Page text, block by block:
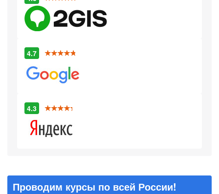
4.7
4.3
Проводим курсы по всей России!